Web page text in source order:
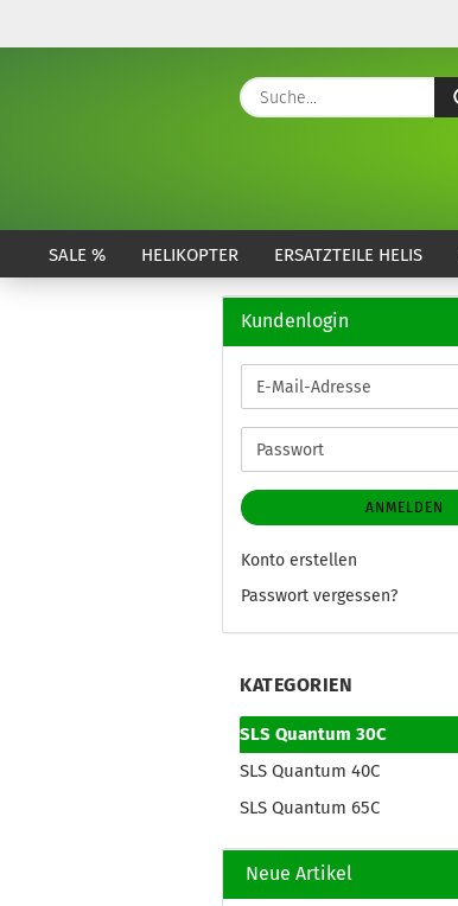
SALE % HELIKOPTER ERSATZTEILE HELIS
Kundenlogin
E-
Mail-
Adresse
Passwort
ANMELDEN
Konto erstellen
Passwort vergessen?
KATEGORIEN
SLS Quantum 30C
SLS Quantum 40C
SLS Quantum 65C
Neue Artikel